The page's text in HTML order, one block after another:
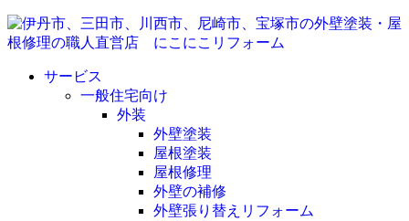
サービス
一般住宅向け
外装
外壁塗装
屋根塗装
屋根修理
外壁の補修
外壁張り替えリフォーム